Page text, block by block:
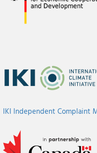
IKI Independent Complaint